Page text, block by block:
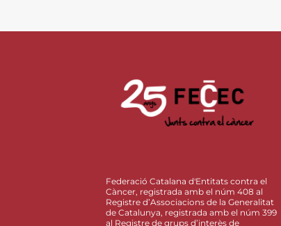
Federació Catalana d'Entitats contra el
Càncer, registrada amb el núm 408 al
Registre d’Associacions de la Generalitat
de Catalunya, registrada amb el núm 399
al Registre de grups d’interès de